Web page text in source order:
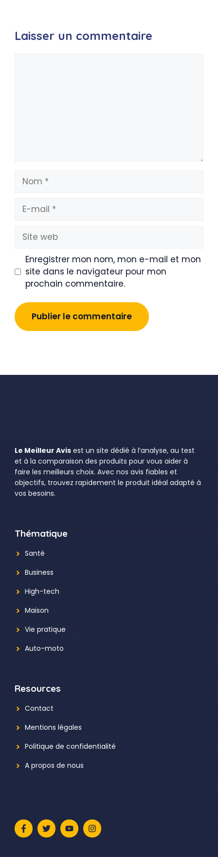
Laisser un commentaire
Nom
mail
Site
web
Enregistrer mon nom, mon e-mail et mon
site dans le navigateur pour mon
prochain commentaire.
Le Meilleur Avis est un site dédié à l’analyse, au test
et à la comparaison des produits pour vous aider à
faire les meilleurs choix. Avec nos avis fiables et
objectifs, trouvez rapidement le produit idéal adapté à
vos besoins.
Thématique
Santé
Business
High-tech
Maison
Vie pratique
Auto-moto
Resources
Contact
Mentions légales
Politique de confidentialité
A propos de nous